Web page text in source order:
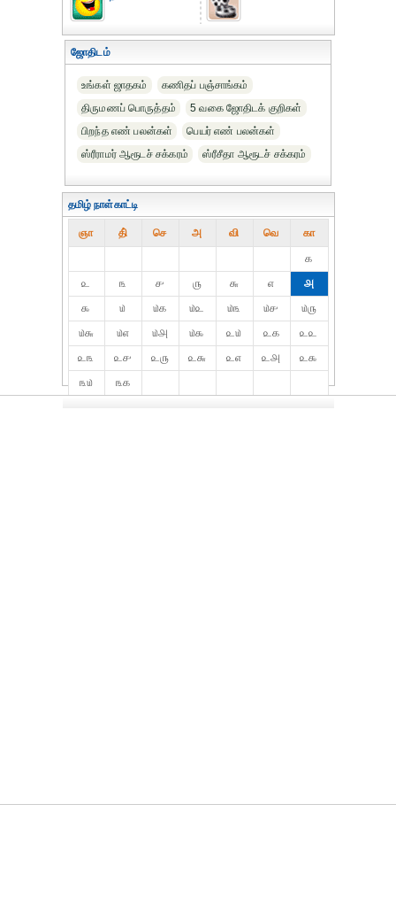
ஜோதிடம்
உங்கள் ஜாதகம்
கணிதப் பஞ்சாங்கம்
திருமணப் பொருத்தம்
5 வகை ஜோதிடக் குறிகள்
பிறந்த எண் பலன்கள்
பெயர் எண் பலன்கள்
ஸ்ரீராமர் ஆரூடச் சக்கரம்
ஸ்ரீசீதா ஆரூடச் சக்கரம்
தமிழ் நாள்காட்டி
ஞா தி் செ அ வி வெ கா
௧
௨
௩ ௪ ௫ ௬ ௭
௮
௯
௰ ௰௧ ௰௨ ௰௩ ௰௪
௰௫
௰௬
௰௭ ௰௮ ௰௯ ௨௰ ௨௧
௨௨
௨௩
௨௪ ௨௫ ௨௬ ௨௭ ௨௮
௨௯
௩௰
௩௧